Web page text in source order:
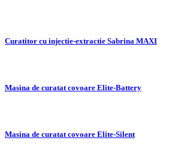
Curatitor cu injectie-extractie Sabrina MAXI
Masina de curatat covoare Elite-Battery
Masina de curatat covoare Elite-Silent